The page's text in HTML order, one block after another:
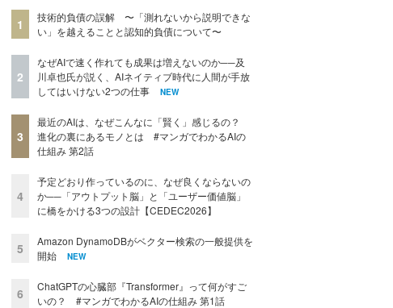
1
技術的負債の誤解 〜「測れないから説明できな
い」を越えることと認知的負債について〜
2
なぜAIで速く作れても成果は増えないのか──及
川卓也氏が説く、AIネイティブ時代に人間が手放
してはいけない2つの仕事
NEW
3
最近のAIは、なぜこんなに「賢く」感じるの？
進化の裏にあるモノとは #マンガでわかるAIの
仕組み 第2話
4
予定どおり作っているのに、なぜ良くならないの
か──「アウトプット脳」と「ユーザー価値脳」
に橋をかける3つの設計【CEDEC2026】
5
Amazon DynamoDBがベクター検索の一般提供を
開始
NEW
6
ChatGPTの心臓部『Transformer』って何がすご
いの？ #マンガでわかるAIの仕組み 第1話